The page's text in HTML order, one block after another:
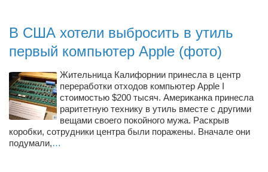
Художники
Надія Белокур
Леонтий Костур
Римма Миленкова
Ирина Проценко
Александр Садовский
В США хотели выбросить в утиль
первый компьютер Apple (фото)
Жительница Калифорнии принесла в центр
переработки отходов компьютер Apple I
стоимостью $200 тысяч. Американка принесла
раритетную технику в утиль вместе с другими
вещами своего покойного мужа. Раскрыв
коробки, сотрудники центра были поражены. Вначале они
подумали,…